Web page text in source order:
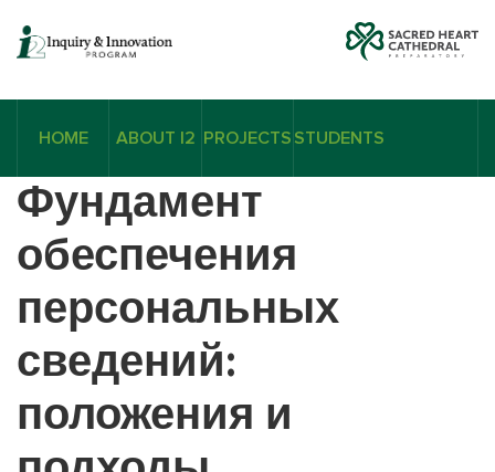
HOME ABOUT I2 PROJECTS STUDENTS
Фундамент
обеспечения
персональных
сведений:
положения и